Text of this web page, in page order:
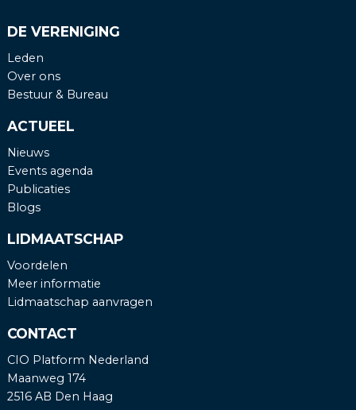
DE VERENIGING
Leden
Over ons
Bestuur & Bureau
ACTUEEL
Nieuws
Events agenda
Publicaties
Blogs
LIDMAATSCHAP
Voordelen
Meer informatie
Lidmaatschap aanvragen
CONTACT
CIO Platform Nederland
Maanweg 174
2516 AB Den Haag